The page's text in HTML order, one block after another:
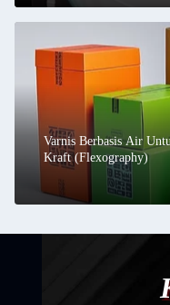
Varnis Berbasis Air
Kraft (Flexography)